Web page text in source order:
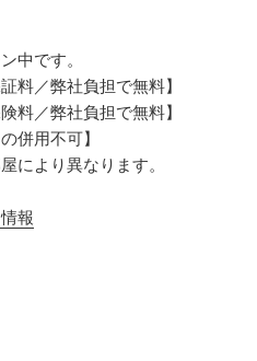
中です。
料／弊社負担で無料】
料／弊社負担で無料】
併用不可】
により異なります。
報